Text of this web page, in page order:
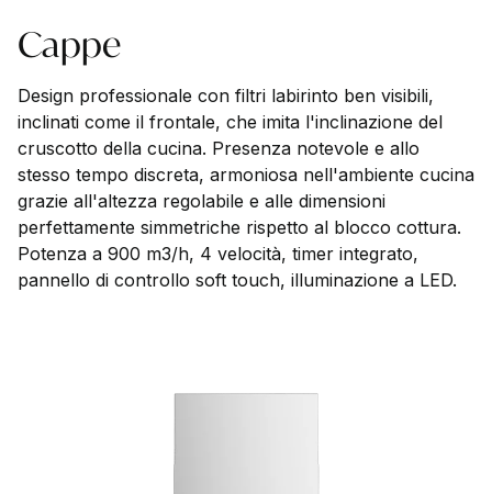
Cappe
Design professionale con filtri labirinto ben visibili,
inclinati come il frontale, che imita l'inclinazione del
cruscotto della cucina. Presenza notevole e allo
stesso tempo discreta, armoniosa nell'ambiente cucina
grazie all'altezza regolabile e alle dimensioni
perfettamente simmetriche rispetto al blocco cottura.
Potenza a 900 m3/h, 4 velocità, timer integrato,
pannello di controllo soft touch, illuminazione a LED.